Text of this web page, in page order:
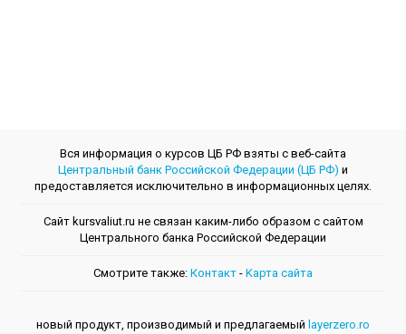
Вся информация о курсов ЦБ РФ взяты с веб-сайта
Центральный банк Российской Федерации (ЦБ РФ) и
предоставляется исключительно в информационных целях.
Сайт kursvaliut.ru не связан каким-либо образом с сайтом
Центрального банкa Российской Федерации
Смотрите также: Контакт - Kарта сайта
новый продукт, производимый и предлагаемый layerzero.ro